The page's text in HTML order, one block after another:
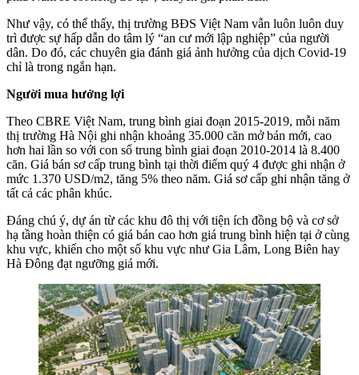
Như vậy, có thể thấy, thị trường BĐS Việt Nam vẫn luôn luôn duy
trì được sự hấp dẫn do tâm lý “an cư mới lập nghiệp” của người
dân. Do đó, các chuyên gia đánh giá ảnh hưởng của dịch Covid-19
chỉ là trong ngắn hạn.
Người mua hưởng lợi
Theo CBRE Việt Nam, trung bình giai đoạn 2015-2019, mỗi năm
thị trường Hà Nội ghi nhận khoảng 35.000 căn mở bán mới, cao
hơn hai lần so với con số trung bình giai đoạn 2010-2014 là 8.400
căn. Giá bán sơ cấp trung bình tại thời điểm quý 4 được ghi nhận ở
mức 1.370 USD/m2, tăng 5% theo năm. Giá sơ cấp ghi nhận tăng ở
tất cả các phân khúc.
Đáng chú ý, dự án từ các khu đô thị với tiện ích đồng bộ và cơ sở
hạ tầng hoàn thiện có giá bán cao hơn giá trung bình hiện tại ở cùng
khu vực, khiến cho một số khu vực như Gia Lâm, Long Biên hay
Hà Đông đạt ngưỡng giá mới.